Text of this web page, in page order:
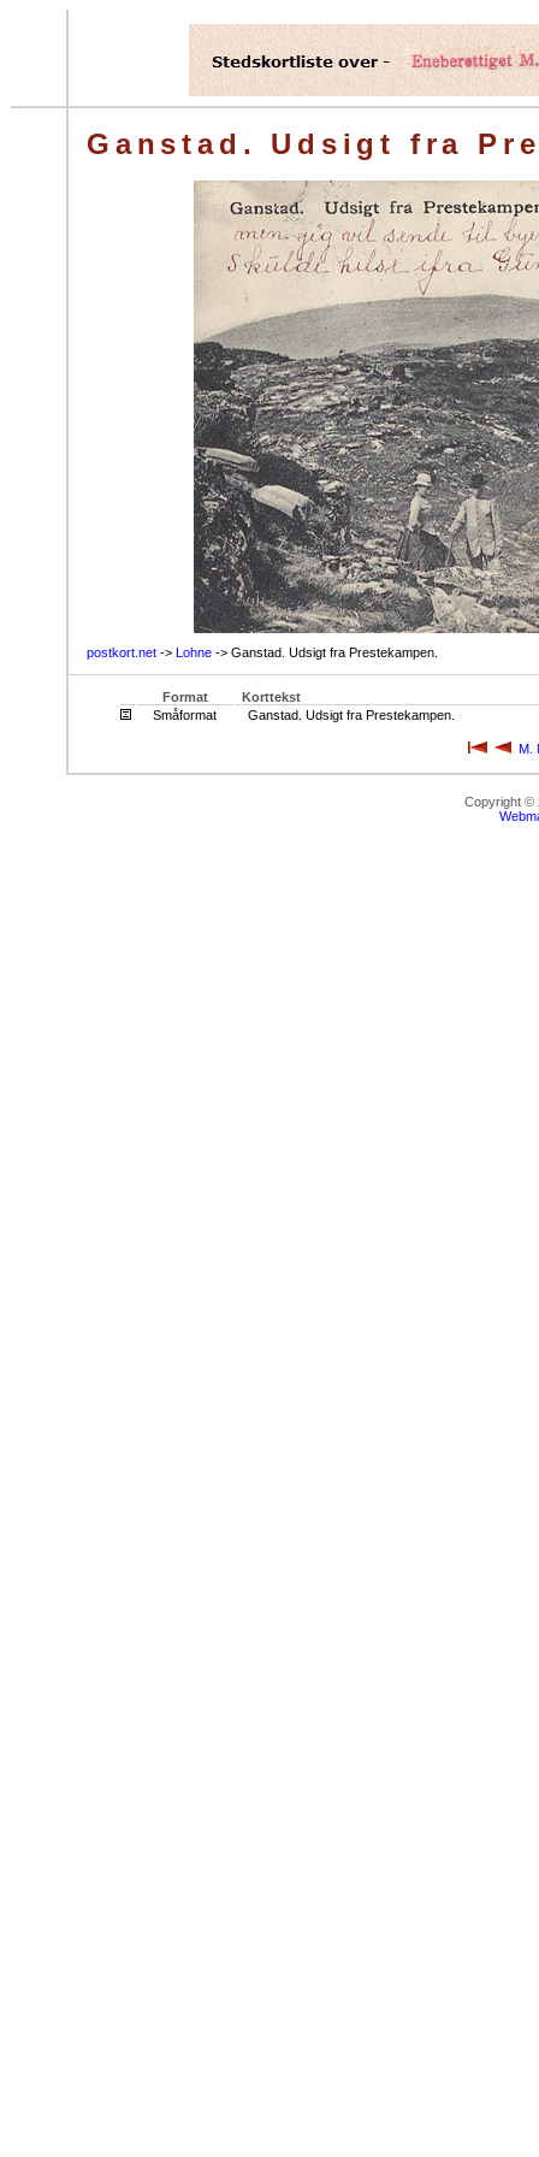
Ganstad. Udsigt fra
postkort.net -> Lohne -> Ganstad. Udsigt fra Prestekampen.
Format
Korttekst
Småformat
Ganstad. Udsigt fra Prestekampen.
M.
Copyright ©